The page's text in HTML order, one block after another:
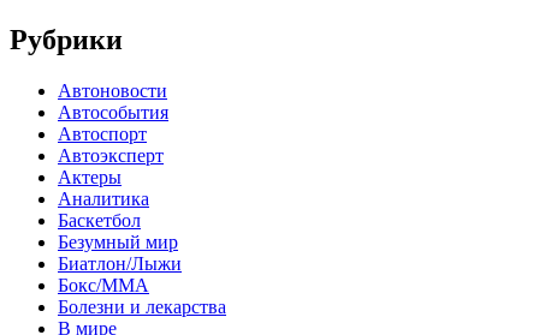
Рубрики
Автоновости
Автособытия
Автоспорт
Автоэксперт
Актеры
Аналитика
Баскетбол
Безумный мир
Биатлон/Лыжи
Бокс/MMA
Болезни и лекарства
В мире